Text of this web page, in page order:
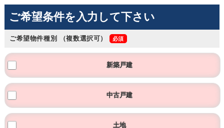
ご希望条件を入力して下さい
ご希望物件種別 （複数選択可）
新築戸建
中古戸建
土地